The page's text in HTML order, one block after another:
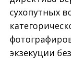
сухопутных
экзекуции